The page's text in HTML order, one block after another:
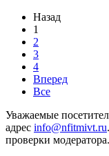
Назад
1
2
3
4
Вперед
Все
Уважаемые
адрес info@nfitmivt.ru
проверки модератора.